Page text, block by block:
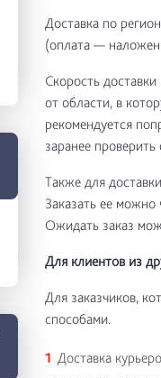
Доставка по
(оплата —
Скорость
от области, в
рекомендуется
заранее
Также для
Заказать ее
Ожидать заказ
Для клиентов из
Для заказчиков,
способами.
Доставка